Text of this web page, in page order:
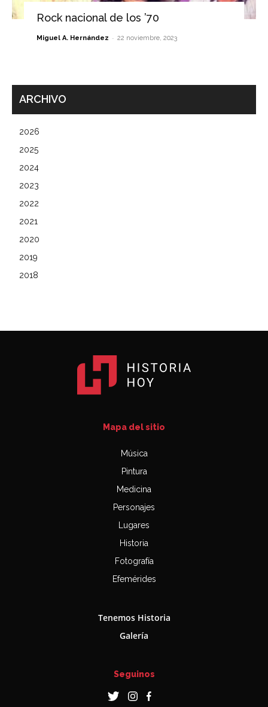
Rock nacional de los ’70
Miguel A. Hernández - 22 noviembre, 2023
ARCHIVO
2026
2025
2024
2023
2022
2021
2020
2019
2018
Mapa del sitio
Música
Pintura
Medicina
Personajes
Lugares
Historia
Fotografía
Efemérides
Tenemos Historia
Galería
Seguinos